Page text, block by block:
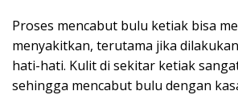
Proses mencabut bulu ketiak bisa
menyakitkan, terutama jika
hati-hati. Kulit di sekitar ketiak
sehingga mencabut bulu dengan